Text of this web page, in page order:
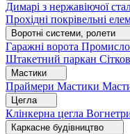
Димарі з нержавіючої
Прохідні покрівельні
Воротні системи, ролети
Гаражні ворота
Штакетний паркан
Мастики
Праймери Мастики
Цегла
Клінкерна цегла
Каркасне будівництво